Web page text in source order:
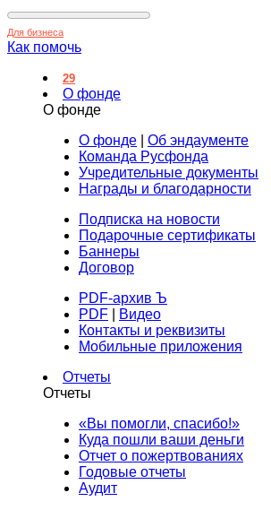
Для бизнеса
Как помочь
29
О фонде
О фонде
О фонде
Об эндаументе
Команда Русфонда
Учредительные документы
Награды и благодарности
Подписка на новости
Подарочные сертификаты
Баннеры
Договор
PDF-архив Ъ
PDF
Видео
Контакты и реквизиты
Мобильные приложения
Отчеты
Отчеты
«Вы помогли, спасибо!»
Куда пошли ваши деньги
Отчет о пожертвованиях
Годовые отчеты
Аудит